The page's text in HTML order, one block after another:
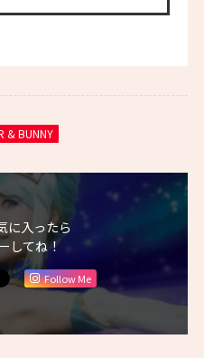
& BUNNY
に入ったら
してね！
Follow Me